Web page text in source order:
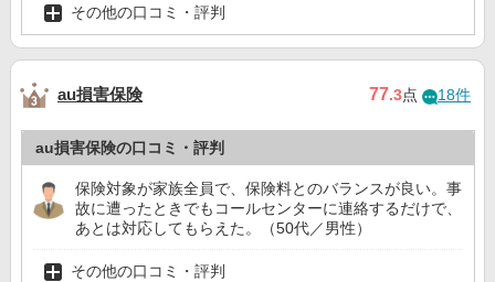
その他の口コミ・評判
au損害保険 77.3点 18件
au損害保険の口コミ・評判
保険対象が家族全員で、保険料とのバランスが良い。事
故に遭ったときでもコールセンターに連絡するだけで、
あとは対応してもらえた。（50代／男性）
その他の口コミ・評判